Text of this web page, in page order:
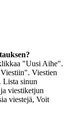
"Uusi Aihe".
Viestien
Lista sinun
viestiketjun
viestejä, Voit